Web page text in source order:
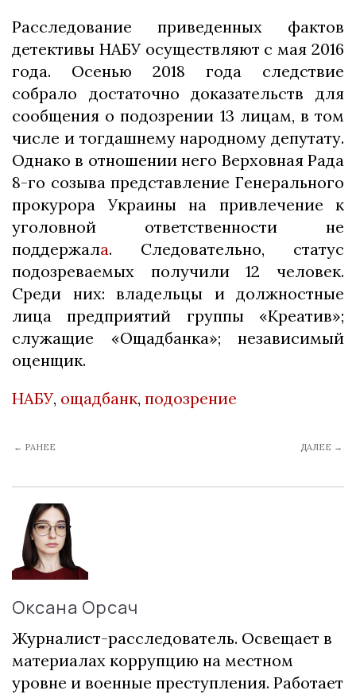
Расследование приведенных фактов
детективы НАБУ осуществляют с мая 2016
года. Осенью 2018 года следствие
собрало достаточно доказательств для
сообщения о подозрении 13 лицам, в том
числе и тогдашнему народному депутату.
Однако в отношении него Верховная Рада
8-го созыва представление Генерального
прокурора Украины на привлечение к
уголовной ответственности не
поддержала. Следовательно, статус
подозреваемых получили 12 человек.
Среди них: владельцы и должностные
лица предприятий группы «Креатив»;
служащие «Ощадбанка»; независимый
оценщик.
НАБУ, ощадбанк, подозрение
← РАНЕЕ ДАЛЕЕ →
Оксана Орсач
Журналист-расследователь. Освещает в
материалах коррупцию на местном
уровне и военные преступления. Работает